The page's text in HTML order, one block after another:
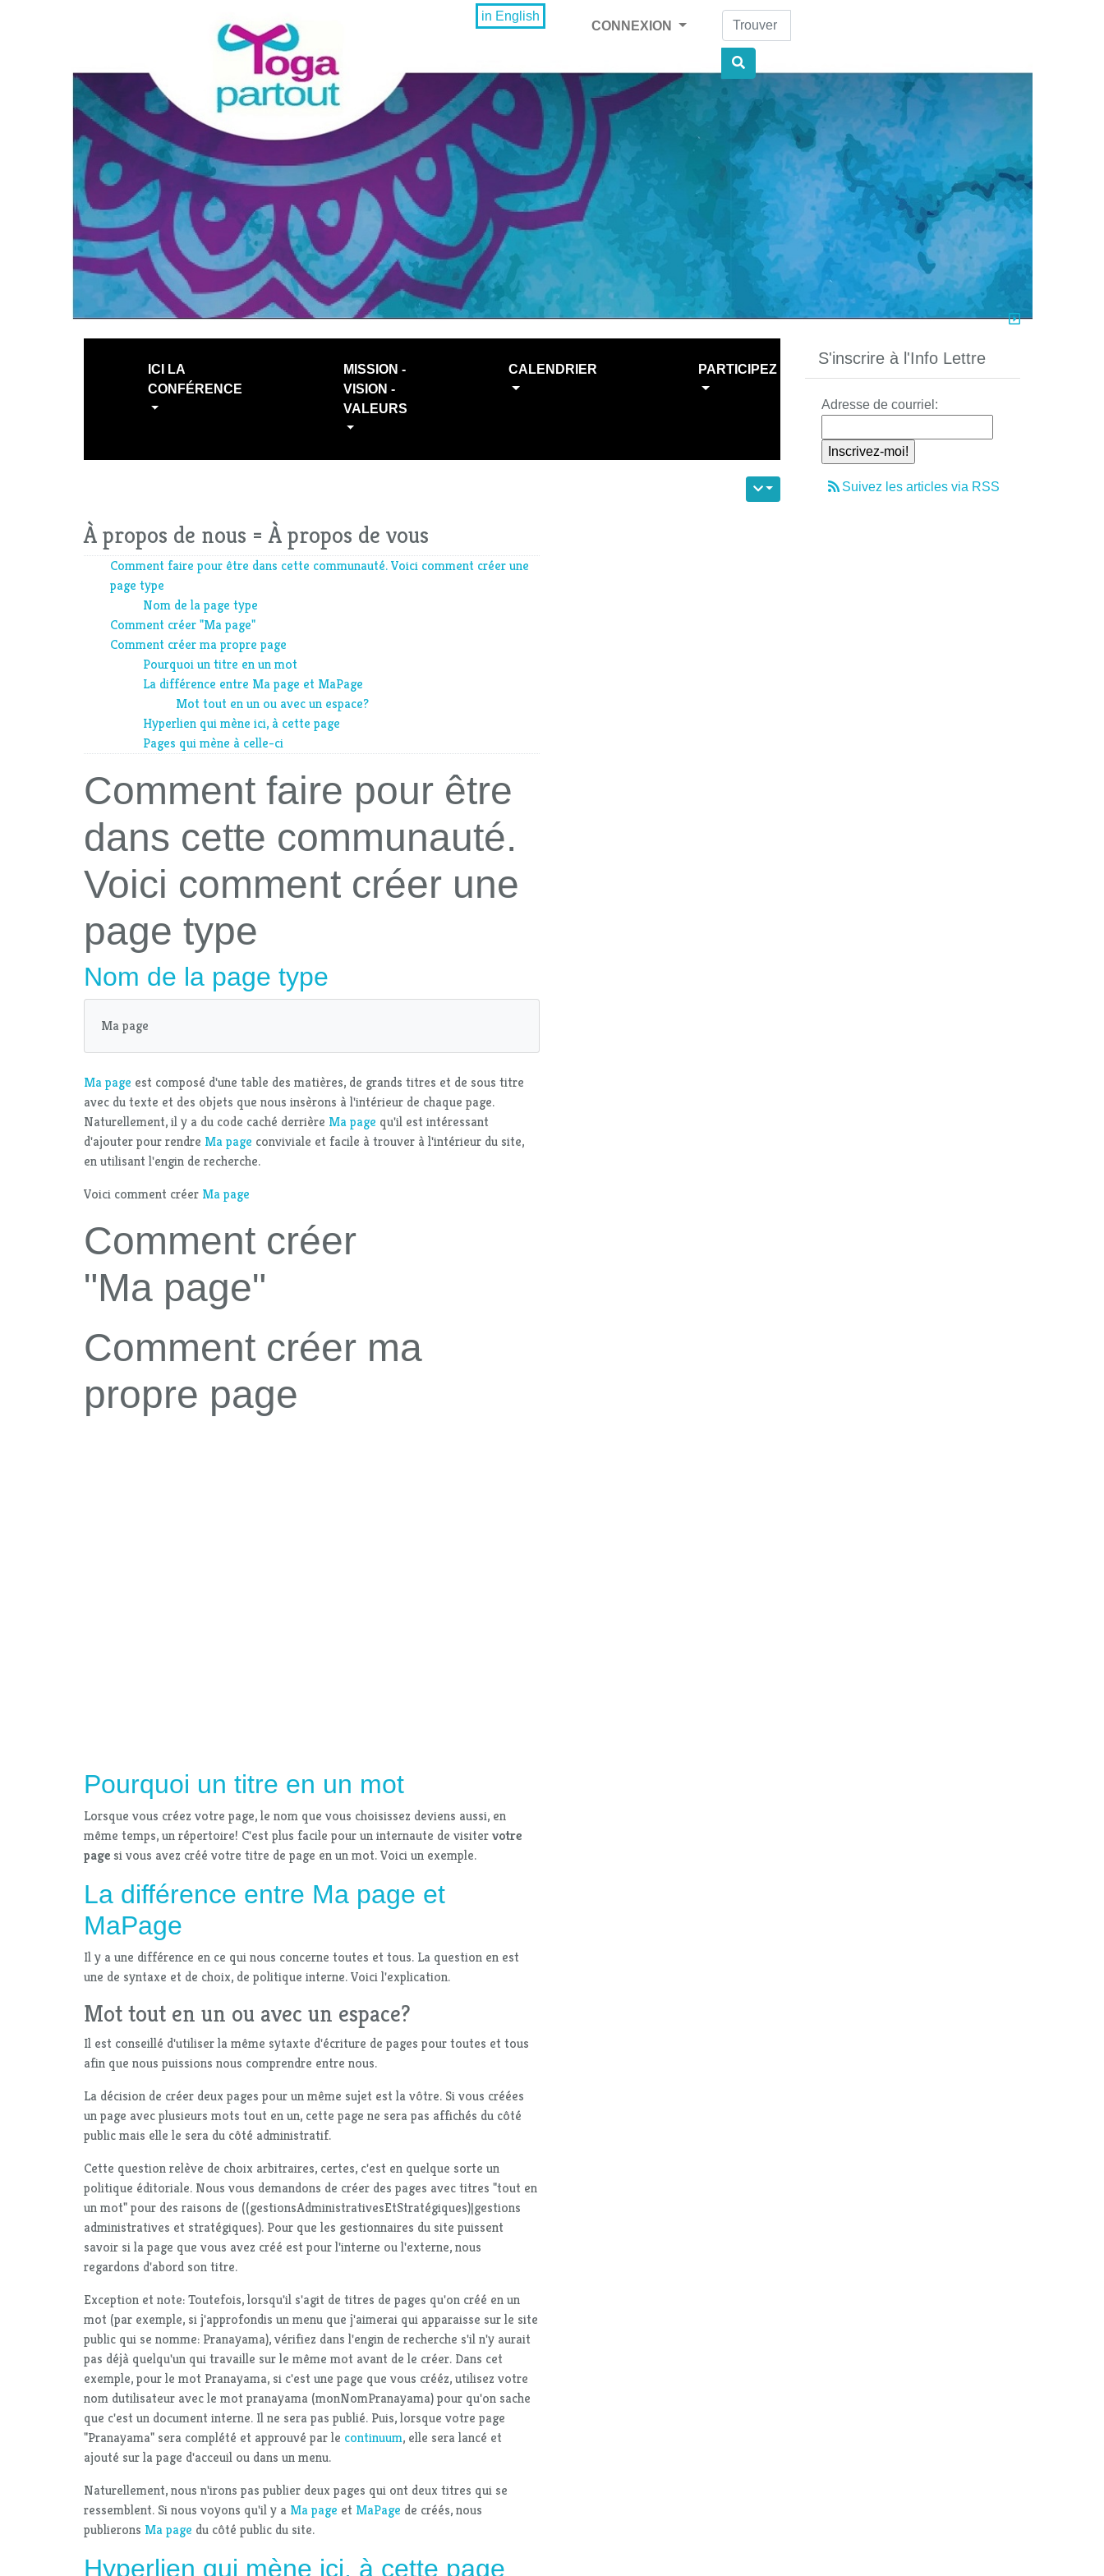
in English
CONNEXION
Find
ICI LA
CONFÉRENCE
MISSION -
VISION -
VALEURS
CALENDRIER PARTICIPEZ
À propos de nous = À propos de vous
Comment faire pour être dans cette communauté. Voici comment créer une
page type
Nom de la page type
Comment créer "Ma page"
Comment créer ma propre page
Pourquoi un titre en un mot
La différence entre Ma page et MaPage
Mot tout en un ou avec un espace?
Hyperlien qui mène ici, à cette page
Pages qui mène à celle-ci
Comment faire pour être
dans cette communauté.
Voici comment créer une
page type
Nom de la page type
Ma page
Ma page est composé d'une table des matières, de grands titres et de sous titre
avec du texte et des objets que nous insèrons à l'intérieur de chaque page.
Naturellement, il y a du code caché derrière Ma page qu'il est intéressant
d'ajouter pour rendre Ma page conviviale et facile à trouver à l'intérieur du site,
en utilisant l'engin de recherche.
Voici comment créer Ma page
Comment créer
"Ma page"
Comment créer ma
propre page
Pourquoi un titre en un mot
Lorsque vous créez votre page, le nom que vous choisissez deviens aussi, en
même temps, un répertoire! C'est plus facile pour un internaute de visitervotre
page si vous avez créé votre titre de page en un mot. Voici un exemple.
La différence entre Ma page et
MaPage
Il y a une différence en ce qui nous concerne toutes et tous. La question en est
une de syntaxe et de choix, de politique interne. Voici l'explication.
Mot tout en un ou avec un espace?
Il est conseillé d'utiliser la même sytaxte d'écriture de pages pour toutes et tous
afin que nous puissions nous comprendre entre nous.
La décision de créer deux pages pour un même sujet est la vôtre. Si vous créées
un page avec plusieurs mots tout en un, cette page ne sera pas affichés du côté
public mais elle le sera du côté administratif.
Cette question relève de choix arbitraires, certes, c'est en quelque sorte un
politique éditoriale. Nous vous demandons de créer des pages avec titres "tout en
un mot" pour des raisons de ((gestionsAdministrativesEtStratégiques)|gestions
administratives et stratégiques). Pour que les gestionnaires du site puissent
savoir si la page que vous avez créé est pour l'interne ou l'externe, nous
regardons d'abord son titre.
Exception et note: Toutefois, lorsqu'il s'agit de titres de pages qu'on créé en un
mot (par exemple, si j'approfondis un menu que j'aimerai qui apparaisse sur le site
public qui se nomme: Pranayama), vérifiez dans l'engin de recherche s'il n'y aurait
pas déjà quelqu'un qui travaille sur le même mot avant de le créer. Dans cet
exemple, pour le mot Pranayama, si c'est une page que vous crééz, utilisez votre
nom dutilisateur avec le mot pranayama (monNomPranayama) pour qu'on sache
que c'est un document interne. Il ne sera pas publié. Puis, lorsque votre page
"Pranayama" sera complété et approuvé par le continuum, elle sera lancé et
ajouté sur la page d'acceuil ou dans un menu.
Naturellement, nous n'irons pas publier deux pages qui ont deux titres qui se
ressemblent. Si nous voyons qu'il y a Ma page et MaPage de créés, nous
publierons Ma page du côté public du site.
Hyperlien qui mène ici, à cette page
S'inscrire à l'Info Lettre
Adresse de courriel:
Suivez les articles via RSS